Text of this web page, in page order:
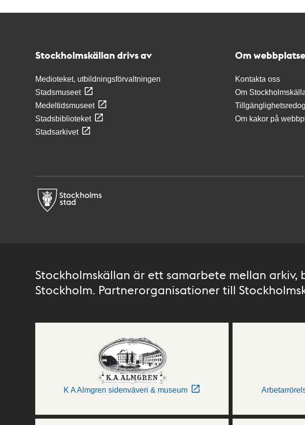
Stockholmskällan drivs av
Medioteket, utbildningsförvaltningen
Stadsmuseet
Medeltidsmuseet
Stadsbiblioteket
Stadsarkivet
Om
Kontakta oss
Om
Om kakor på
Stockholmskällan är ett samarbete mellan arkiv,
Stockholm. Partnerorganisationer till
K A Almgren sidenväveri & museum